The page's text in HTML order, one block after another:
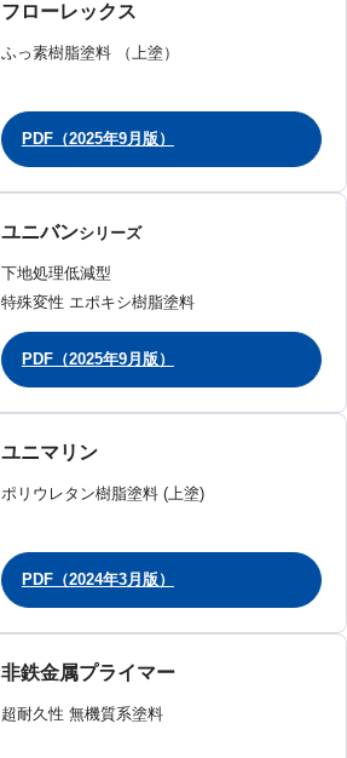
フローレックス
ふっ素樹脂塗料 （上塗）
PDF（2025年9月版）
ユニバンシリーズ
下地処理低減型
特殊変性 エポキシ樹脂塗料
PDF（2025年9月版）
ユニマリン
ポリウレタン樹脂塗料 (上塗)
PDF（2024年3月版）
非鉄金属プライマー
超耐久性 無機質系塗料